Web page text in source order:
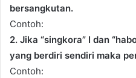
bersangkutan.
Contoh:
2. Jika “singkora” I dan
yang berdiri sendiri maka
Contoh: